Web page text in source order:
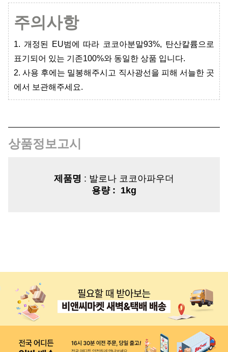
주의사항
1. 개정된 EU범에 따라 코코아분말93%, 탄산칼륨으로
표기되어 있는 기존100%와 동일한 상품 입니다.
2. 사용 후에는 밀봉해주시고 직사광선을 피해 서늘한 곳
에서 보관해주세요.
상품정보고시
제품명 : 발로나 코코아파우더
용량: 1kg